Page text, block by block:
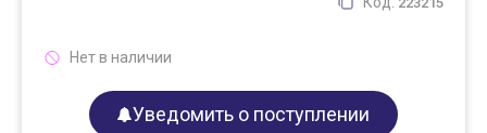
Нет в наличии
Уведомить о поступлении